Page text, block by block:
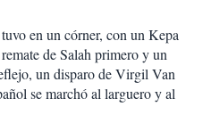
en un córner, con un Kepa
de Salah primero y un
un disparo de Virgil Van
se marchó al larguero y al